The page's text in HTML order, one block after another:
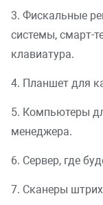
3. Фискальные
системы, смарт-
клавиатура.
4. Планшет для
5. Компьютеры
менеджера.
6. Сервер, где
7. Сканеры